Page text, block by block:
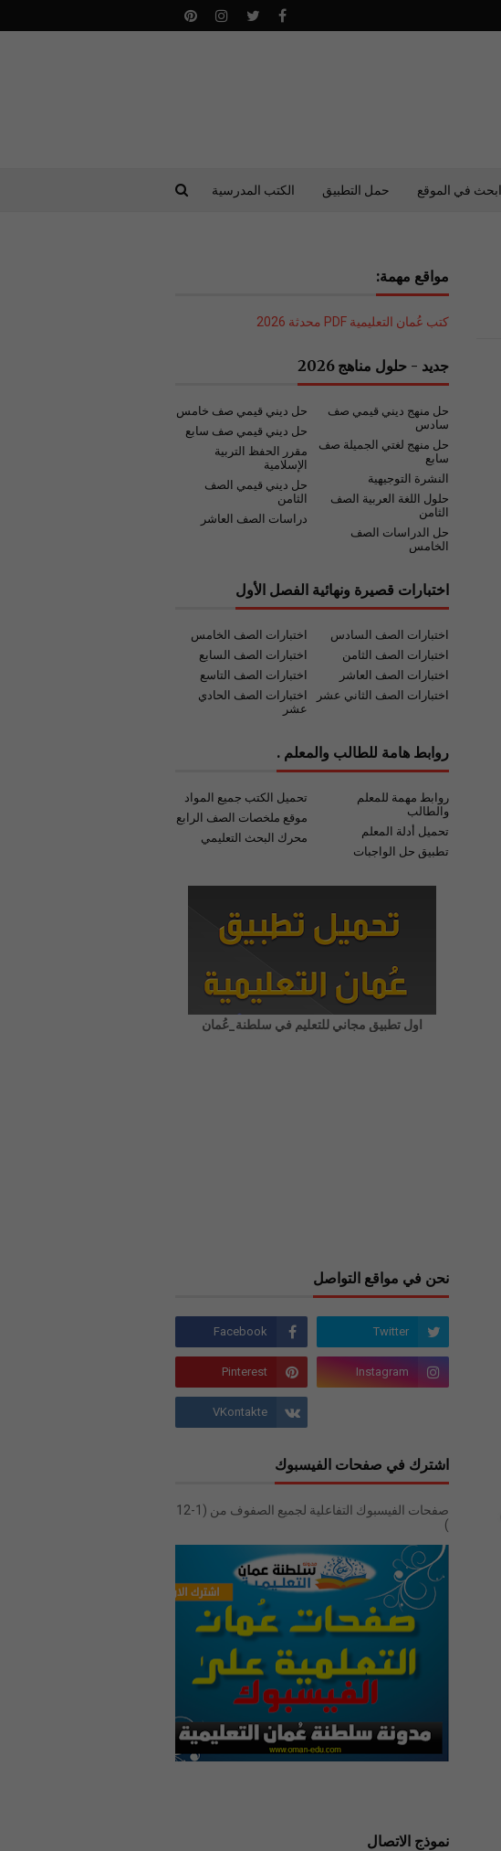
ابحث في الموقع حمل التطبيق الكتب المدرسية
مواقع مهمة:
كتب عُمان التعليمية PDF محدثة 2026
جديد - حلول مناهج 2026
حل ديني قيمي صف خامس
حل منهج ديني قيمي صف
سادس
حل ديني قيمي صف سابع
حل منهج لغتي الجميلة صف
سابع
مقرر الحفظ التربية
الإسلامية
النشرة التوجيهية
حل ديني قيمي الصف
الثامن
حلول اللغة العربية الصف
الثامن
دراسات الصف العاشر
حل الدراسات الصف
الخامس
اختبارات قصيرة ونهائية الفصل الأول
اختبارات الصف الخامس
اختبارات الصف السادس
اختبارات الصف السابع
اختبارات الصف الثامن
اختبارات الصف التاسع
اختبارات الصف العاشر
اختبارات الصف الحادي
عشر
اختبارات الصف الثاني عشر
روابط هامة للطالب والمعلم .
تحميل الكتب جميع المواد
روابط مهمة للمعلم
والطالب
موقع ملخصات الصف الرابع
تحميل أدلة المعلم
محرك البحث التعليمي
تطبيق حل الواجبات
اول تطبيق مجاني للتعليم في سلطنة_عُمان
نحن في مواقع التواصل
اشترك في صفحات الفيسبوك
صفحات الفيسبوك التفاعلية لجميع الصفوف من (1-12
)
نموذج الاتصال